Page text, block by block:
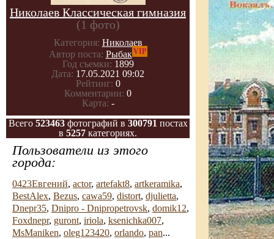
Николаев Классическая гимназия
(1 фото)
Категория: Николаев
Автор поста: РыбакVIP
Год съемки: 1899
Дата: 17.05.2021 09:02
Рейтинг: 0
Комментарии: 0
Карта: -
Всего 523463фотографий в 300791 постах
в 5257 категориях.
Пользователи из этого
города:
0423Евгений, actor, artefakt8, artkeramika,
BestAlex, Bezus, cawa59, distort, djulietta,
Dnepr35, Dnipro - Dnipropetrovsk, domik12,
Foxdnepr, guront, iriola, ksenichka007,
MsManiken, oleg123420, orlando, pan...